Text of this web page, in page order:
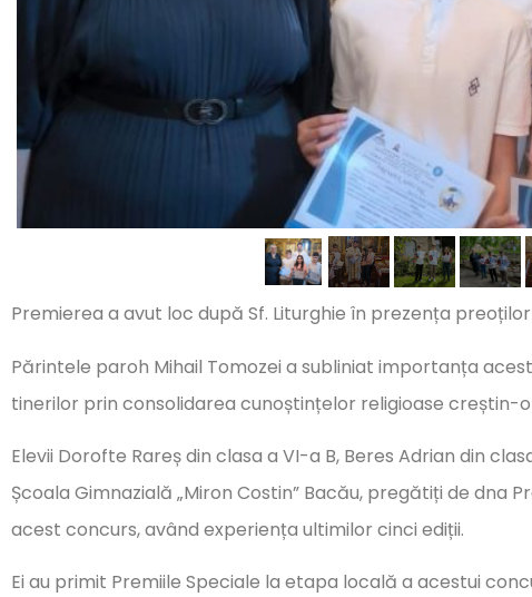
Premierea a avut loc după Sf. Liturghie în prezența
Părintele paroh Mihail Tomozei a subliniat importanța
tinerilor prin consolidarea cunoștințelor religioase creștin-
Elevii Dorofte Rareș din clasa a VI-a B, Beres Adrian din
Școala Gimnazială „Miron Costin” Bacău, pregătiți de dna
acest concurs, având experiența ultimilor cinci ediții.
Ei au primit Premiile Speciale la etapa locală a acestui